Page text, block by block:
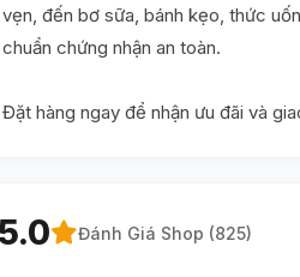
vẹn, đến bơ sữa, bánh kẹo, thức
chuẩn chứng nhận an toàn.
Đặt hàng ngay để nhận ưu đãi và
5.0 Đánh Giá Shop (825)